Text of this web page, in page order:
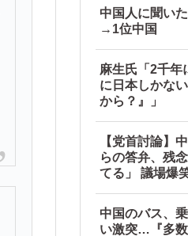
中国人に聞い
→1位中国
麻生氏「2千年
に日本しかな
から？』」
【党首討論】
らの答弁、残
てる」 議場爆
中国のバス、
い激突…『多